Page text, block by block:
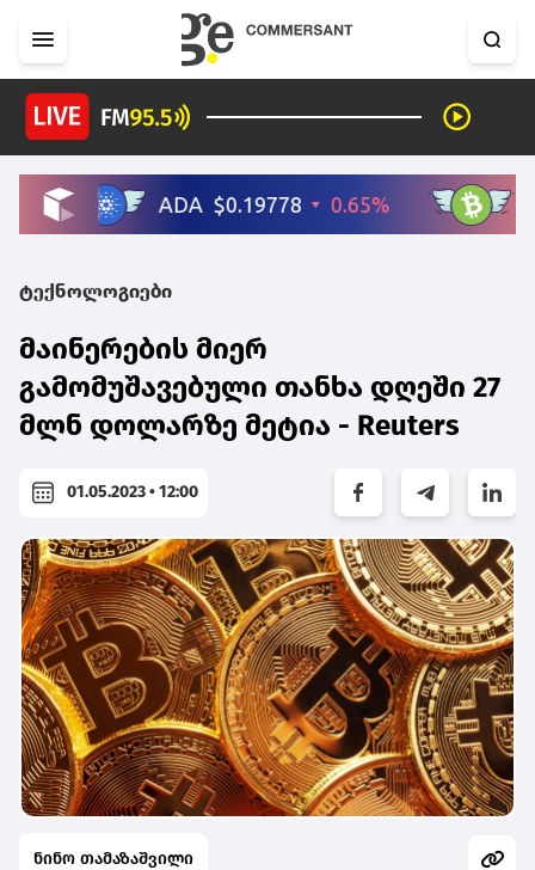
ტექნოლოგიები
მაინერების მიერ
გამომუშავებული თანხა დღეში 27
მლნ დოლარზე მეტია - Reuters
01.05.2023 • 12:00
ნინო თამაზაშვილი